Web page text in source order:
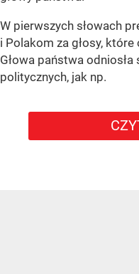
W pierwszych słowach
i Polakom za głosy,
Głowa państwa
politycznych, jak np.